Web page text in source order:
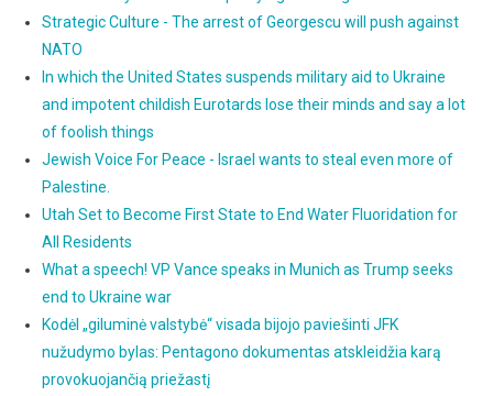
Strategic Culture - The arrest of Georgescu will push against
NATO
In which the United States suspends military aid to Ukraine
and impotent childish Eurotards lose their minds and say a lot
of foolish things
Jewish Voice For Peace - Israel wants to steal even more of
Palestine.
Utah Set to Become First State to End Water Fluoridation for
All Residents
What a speech! VP Vance speaks in Munich as Trump seeks
end to Ukraine war
Kodėl „giluminė valstybė“ visada bijojo paviešinti JFK
nužudymo bylas: Pentagono dokumentas atskleidžia karą
provokuojančią priežastį